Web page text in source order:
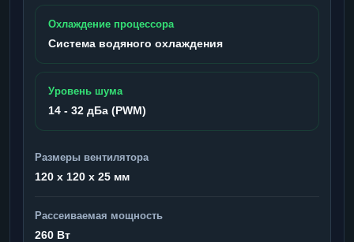
Охлаждение процессора
Система водяного охлаждения
Уровень шума
14 - 32 дБа (PWM)
Размеры вентилятора
120 x 120 x 25 мм
Рассеиваемая мощность
260 Вт